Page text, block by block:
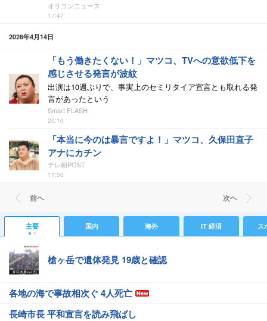
オリコンニュース
17:47
2026年4月14日
「もう働きたくない！」マツコ、TVへの意欲低下を
感じさせる発言が波紋
出演は10週ぶりで、事実上のセミリタイア宣言とも取れる発
言があったという
Smart FLASH
20:10
「本当に今のは暴言ですよ！」マツコ、久保田直子
アナにカチン
テレ朝POST
11:50
前ヘ 次ヘ
主要 国内 海外 IT 経済 ス
槍ヶ岳で遺体発見 19歳と確認
各地の海で事故相次ぐ 4人死亡
長崎市長 平和宣言を読み飛ばし